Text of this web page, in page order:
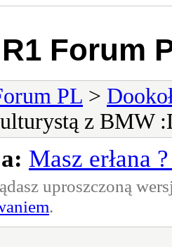
Forum
PL >
z BMW
Masz erłana
uproszczoną
.